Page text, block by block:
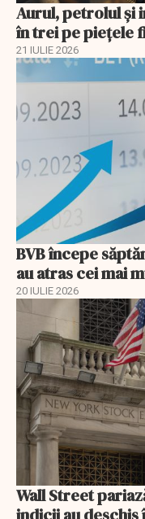
Aurul, petrolul şi
în trei pe piețele
21 IULIE 2026
BVB începe
au atras cei mai
20 IULIE 2026
Wall Street